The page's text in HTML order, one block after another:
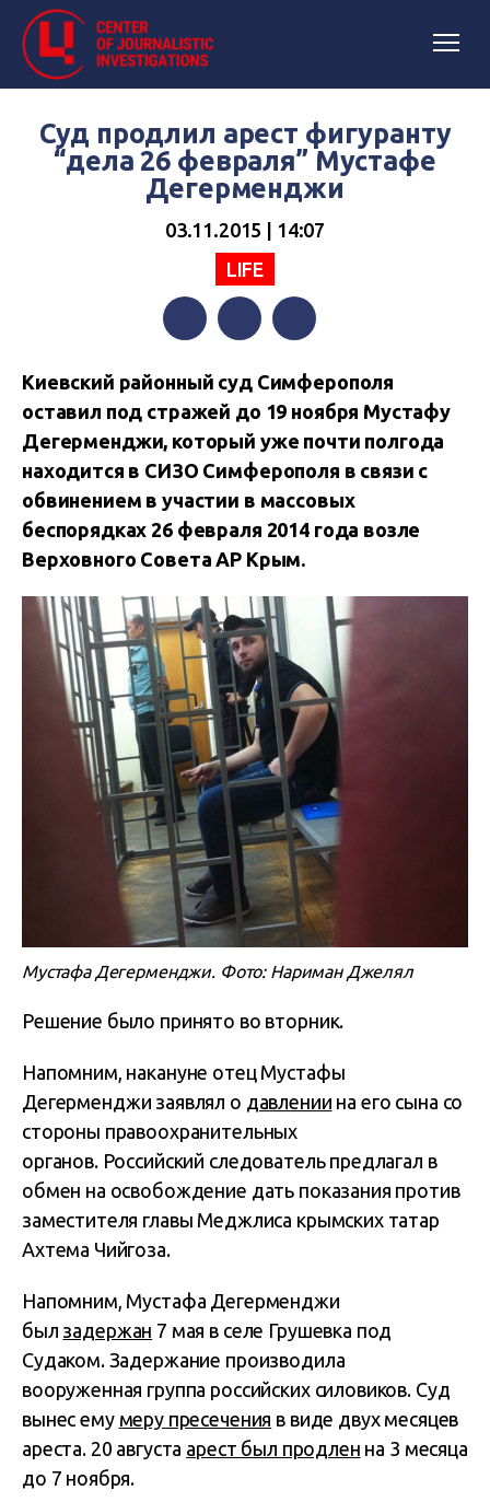
Суд продлил арест фигуранту
“дела 26 февраля” Мустафе
Дегерменджи
03.11.2015 | 14:07
LIFE
Киевский районный суд Симферополя
оставил под стражей до 19 ноября Мустафу
Дегерменджи, который уже почти полгода
находится в СИЗО Симферополя в связи с
обвинением в участии в массовых
беспорядках 26 февраля 2014 года возле
Верховного Совета АР Крым.
Мустафа Дегерменджи. Фото: Нариман Джелял
Решение было принято во вторник.
Напомним, накануне отец Мустафы
Дегерменджи заявлял о давлении на его сына со
стороны правоохранительных
органов. Российский следователь предлагал в
обмен на освобождение дать показания против
заместителя главы Меджлиса крымских татар
Ахтема Чийгоза.
Напомним, Мустафа Дегерменджи
был задержан 7 мая в селе Грушевка под
Судаком. Задержание производила
вооруженная группа российских силовиков. Суд
вынес ему меру пресечения в виде двух месяцев
ареста. 20 августа арест был продлен на 3 месяца
до 7 ноября.